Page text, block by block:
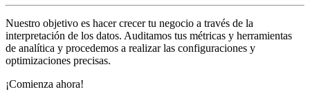
Nuestro objetivo es hacer crecer tu negocio a través de la
interpretación de los datos. Auditamos tus métricas y herramientas
de analítica y procedemos a realizar las configuraciones y
optimizaciones precisas.
¡Comienza ahora!